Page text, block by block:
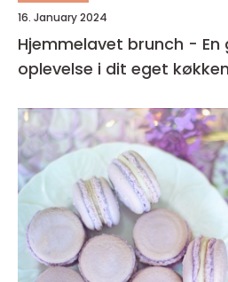
16. January 2024
Hjemmelavet brunch -
oplevelse i dit eget køkken